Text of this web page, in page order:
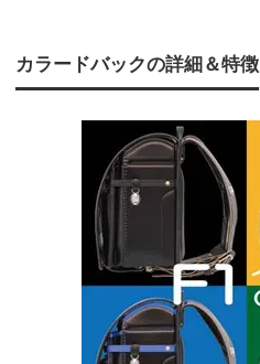
カラードバックの詳細＆特徴